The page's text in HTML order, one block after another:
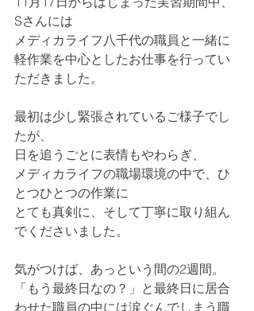
Sさんには
メディカライフ八千代の職員と一緒に
軽作業を中心としたお仕事を行ってい
ただきました。
最初は少し緊張されているご様子でし
たが、
日を追うごとに表情もやわらぎ、
メディカライフの職場環境の中で、ひ
とつひとつの作業に
とても真剣に、そして丁寧に取り組ん
でくださいました。
気がつけば、あっという間の2週間。
「もう最終日なの？」と最終日に居合
わせた職員の中には涙ぐんでしまう職